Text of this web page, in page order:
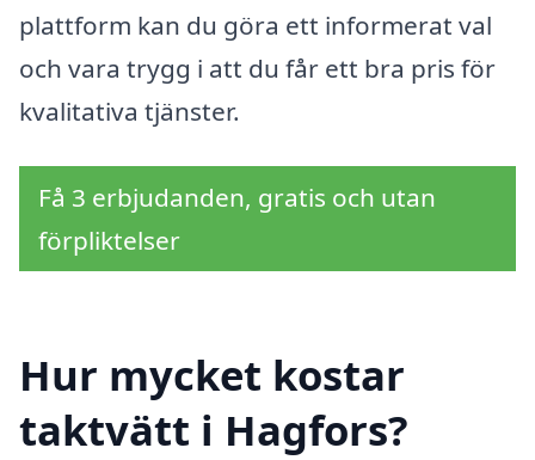
plattform kan du göra ett informerat val
och vara trygg i att du får ett bra pris för
kvalitativa tjänster.
Få 3 erbjudanden, gratis och utan
förpliktelser
Hur mycket kostar
taktvätt i Hagfors?